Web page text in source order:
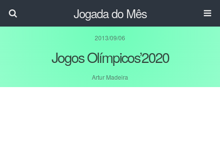
Jogada do Mês
2013/09/06
Jogos Olímpicos’2020
Artur Madeira